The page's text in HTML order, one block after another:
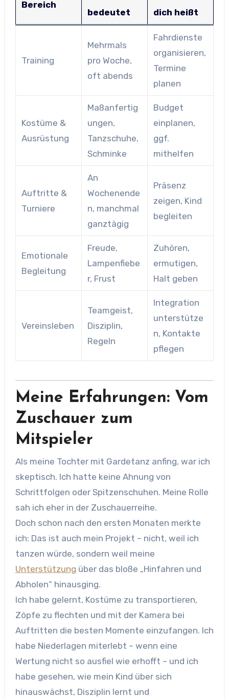
Bereich
bedeutet
dich heißt
Training
Mehrmals
pro Woche,
oft abends
Fahrdienste
organisieren,
Termine
planen
Kostüme &
Ausrüstung
Maßanfertig
ungen,
Tanzschuhe,
Schminke
Budget
einplanen,
ggf.
mithelfen
Auftritte &
Turniere
An
Wochenende
n, manchmal
ganztägig
Präsenz
zeigen, Kind
begleiten
Emotionale
Begleitung
Freude,
Lampenfiebe
r, Frust
Zuhören,
ermutigen,
Halt geben
Vereinsleben
Teamgeist,
Disziplin,
Regeln
Integration
unterstütze
n, Kontakte
pflegen
Meine Erfahrungen: Vom
Zuschauer zum
Mitspieler
Als meine Tochter mit Gardetanz anfing, war ich
skeptisch. Ich hatte keine Ahnung von
Schrittfolgen oder Spitzenschuhen. Meine Rolle
sah ich eher in der Zuschauerreihe.
Doch schon nach den ersten Monaten merkte
ich: Das ist auch mein Projekt – nicht, weil ich
tanzen würde, sondern weil meine
Unterstützung über das bloße „Hinfahren und
Abholen“ hinausging.
Ich habe gelernt, Kostüme zu transportieren,
Zöpfe zu flechten und mit der Kamera bei
Auftritten die besten Momente einzufangen. Ich
habe Niederlagen miterlebt – wenn eine
Wertung nicht so ausfiel wie erhofft – und ich
habe gesehen, wie mein Kind über sich
hinauswächst, Disziplin lernt und